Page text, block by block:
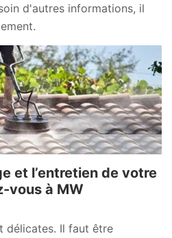
d'autres informations, il
et l’entretien de votre
vous à MW
délicates. Il faut être